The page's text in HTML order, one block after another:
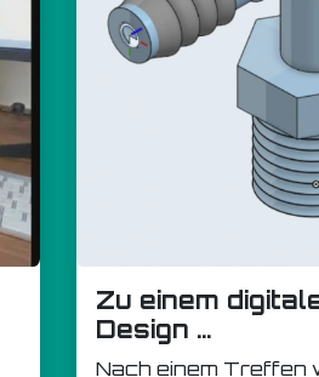
Zu einem
Design ...
Nach einem Treffen